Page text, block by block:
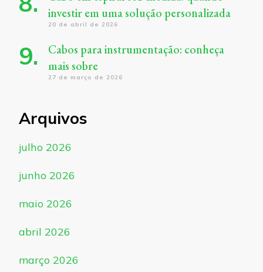
investir em uma solução personalizada
20 de abril de 2026
Cabos para instrumentação: conheça
mais sobre
27 de março de 2026
Arquivos
julho 2026
junho 2026
maio 2026
abril 2026
março 2026